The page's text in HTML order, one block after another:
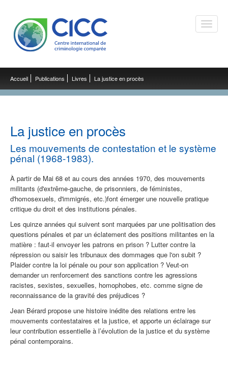
Toggle
Accueil Publications Livres La justice en procès
La justice en procès
Les mouvements de contestation et le système
pénal (1968-1983).
À partir de Mai 68 et au cours des années 1970, des mouvements
militants (d'extrême-gauche, de prisonniers, de féministes,
d'homosexuels, d'immigrés, etc.)font émerger une nouvelle pratique
critique du droit et des institutions pénales.
Les quinze années qui suivent sont marquées par une politisation des
questions pénales et par un éclatement des positions militantes en la
matière : faut-il envoyer les patrons en prison ? Lutter contre la
répression ou saisir les tribunaux des dommages que l'on subit ?
Plaider contre la loi pénale ou pour son application ? Veut-on
demander un renforcement des sanctions contre les agressions
racistes, sexistes, sexuelles, homophobes, etc. comme signe de
reconnaissance de la gravité des préjudices ?
Jean Bérard propose une histoire inédite des relations entre les
mouvements contestataires et la justice, et apporte un éclairage sur
leur contribution essentielle à l’évolution de la justice et du système
pénal contemporains.